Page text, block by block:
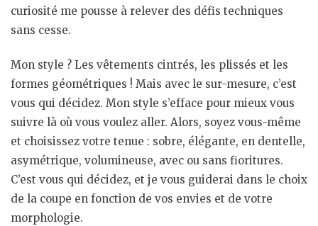
curiosité me pousse à relever des défis techniques
sans cesse.
Mon style ? Les vêtements cintrés, les plissés et les
formes géométriques ! Mais avec le sur-mesure, c’est
vous qui décidez. Mon style s’efface pour mieux vous
suivre là où vous voulez aller. Alors, soyez vous-même
et choisissez votre tenue : sobre, élégante, en dentelle,
asymétrique, volumineuse, avec ou sans fioritures.
C’est vous qui décidez, et je vous guiderai dans le choix
de la coupe en fonction de vos envies et de votre
morphologie.